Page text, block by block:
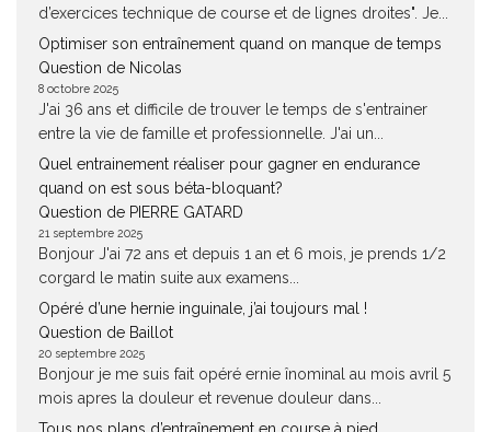
d’exercices technique de course et de lignes droites". Je...
Optimiser son entraînement quand on manque de temps
Question de Nicolas
8 octobre 2025
J'ai 36 ans et difficile de trouver le temps de s'entrainer
entre la vie de famille et professionnelle. J'ai un...
Quel entrainement réaliser pour gagner en endurance
quand on est sous béta-bloquant?
Question de PIERRE GATARD
21 septembre 2025
Bonjour J'ai 72 ans et depuis 1 an et 6 mois, je prends 1/2
corgard le matin suite aux examens...
Opéré d’une hernie inguinale, j’ai toujours mal !
Question de Baillot
20 septembre 2025
Bonjour je me suis fait opéré ernie înominal au mois avril 5
mois apres la douleur et revenue douleur dans...